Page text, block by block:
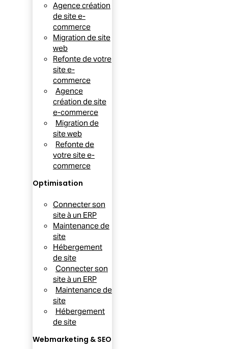
Agence création
de site e-
commerce
Migration de site
web
Refonte de votre
site e-
commerce
Agence
création de site
e-commerce
Migration de
site web
Refonte de
votre site e-
commerce
Optimisation
Connecter son
site à un ERP
Maintenance de
site
Hébergement
de site
Connecter son
site à un ERP
Maintenance de
site
Hébergement
de site
Webmarketing & SEO